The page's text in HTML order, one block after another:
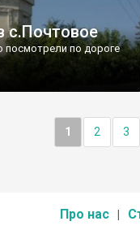
с.Почтовое
по дороге
1 2 3
Про нас